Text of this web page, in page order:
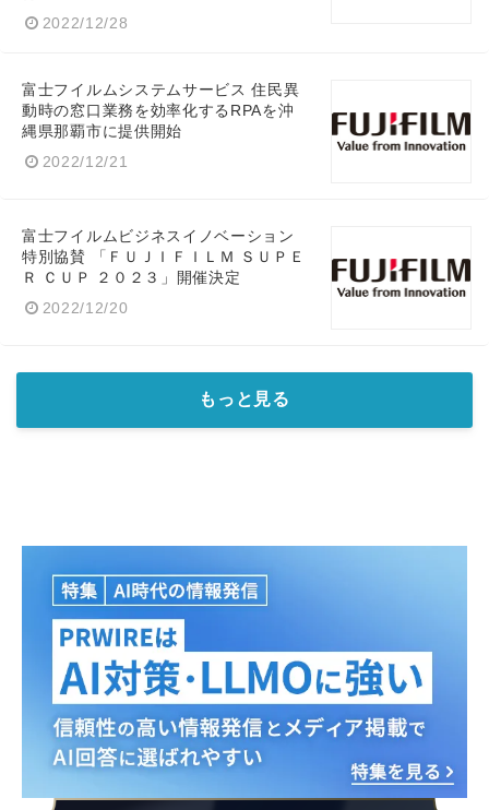
2022/12/28
富士フイルムシステムサービス 住民異
動時の窓口業務を効率化するRPAを沖
縄県那覇市に提供開始
2022/12/21
富士フイルムビジネスイノベーション
特別協賛 「ＦＵＪＩＦＩＬＭ ＳＵＰＥ
Ｒ ＣＵＰ ２０２３」開催決定
2022/12/20
もっと見る